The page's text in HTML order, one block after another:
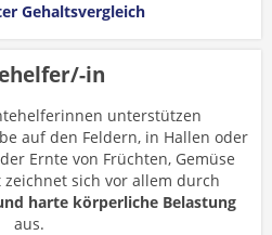
Gehaltsvergleich
in
unterstützen
auf den Feldern, in Hallen oder
Ernte von Früchten, Gemüse
sich vor allem durch
harte körperliche Belastung
aus.